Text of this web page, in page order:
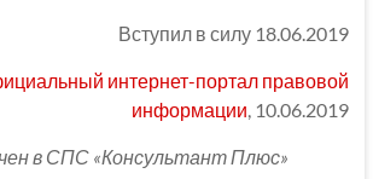
Вступил в силу 18.06.2019
интернет-портал правовой
информации, 10.06.2019
в СПС «Консультант Плюс»